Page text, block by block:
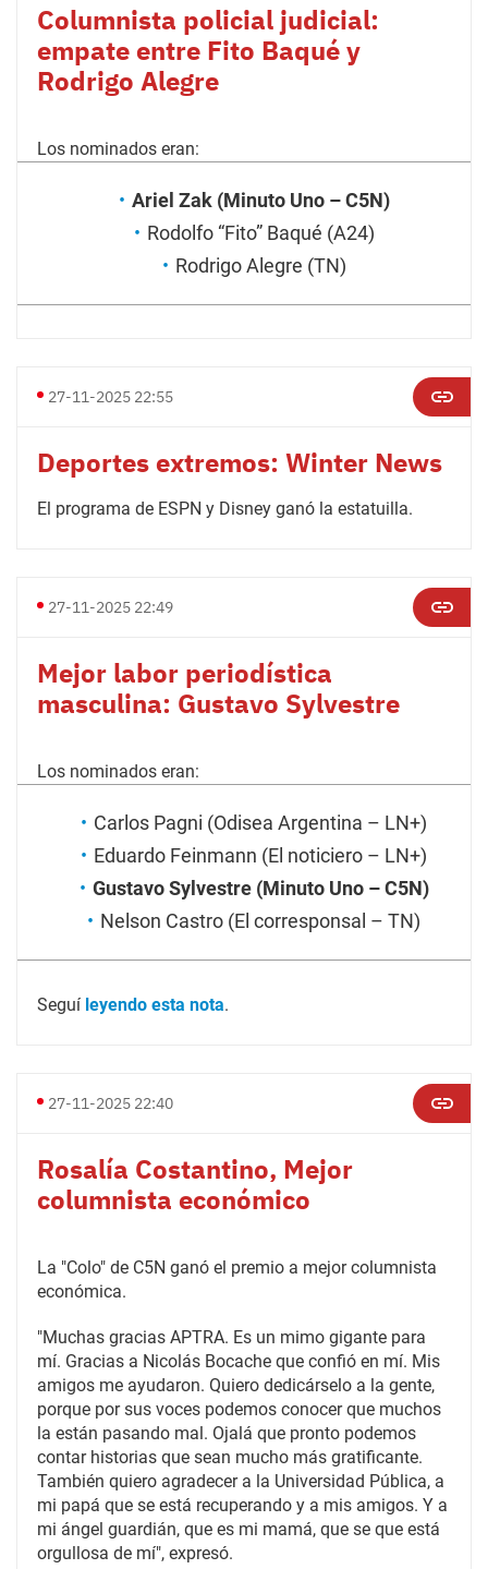
Columnista policial judicial:
empate entre Fito Baqué y
Rodrigo Alegre
Los nominados eran:
Ariel Zak (Minuto Uno – C5N)
Rodolfo “Fito” Baqué (A24)
Rodrigo Alegre (TN)
27-11-2025 22:55
Deportes extremos: Winter News
El programa de ESPN y Disney ganó la estatuilla.
27-11-2025 22:49
Mejor labor periodística
masculina: Gustavo Sylvestre
Los nominados eran:
Carlos Pagni (Odisea Argentina – LN+)
Eduardo Feinmann (El noticiero – LN+)
Gustavo Sylvestre (Minuto Uno – C5N)
Nelson Castro (El corresponsal – TN)
Seguí leyendo esta nota.
27-11-2025 22:40
Rosalía Costantino, Mejor
columnista económico
La "Colo" de C5N ganó el premio a mejor columnista
económica.
"Muchas gracias APTRA. Es un mimo gigante para
mí. Gracias a Nicolás Bocache que confió en mí. Mis
amigos me ayudaron. Quiero dedicárselo a la gente,
porque por sus voces podemos conocer que muchos
la están pasando mal. Ojalá que pronto podemos
contar historias que sean mucho más gratificante.
También quiero agradecer a la Universidad Pública, a
mi papá que se está recuperando y a mis amigos. Y a
mi ángel guardián, que es mi mamá, que se que está
orgullosa de mí", expresó.